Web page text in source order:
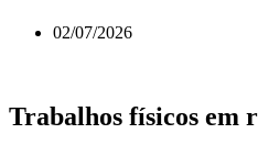
02/07/2026
Trabalhos físicos em